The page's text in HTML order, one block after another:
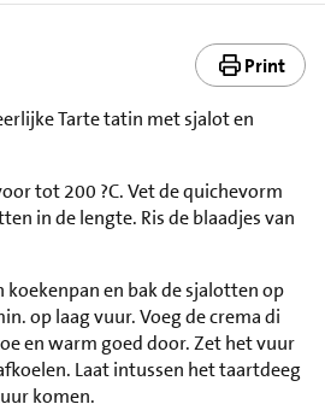
Print
Tarte tatin met sjalot en
tot 200 ?C. Vet de quichevorm
in de lengte. Ris de blaadjes van
koekenpan en bak de sjalotten op
op laag vuur. Voeg de crema di
en warm goed door. Zet het vuur
Laat intussen het taartdeeg
komen.